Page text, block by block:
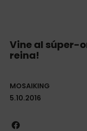
Vine al súper-
reina!
MOSAIKING
5.10.2016